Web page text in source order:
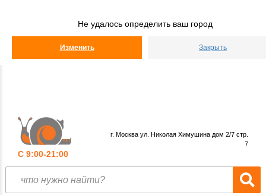
Не удалось определить ваш город
Изменить Закрыть
С 9:00-21:00
г. Москва ул. Николая Химушина дом 2/7 стр.
7